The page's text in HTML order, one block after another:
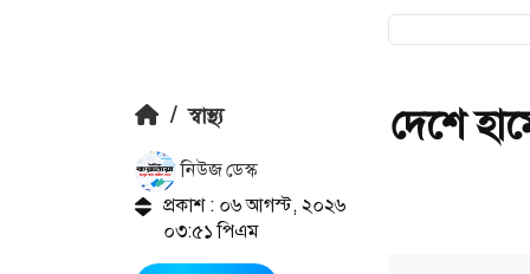
/ স্বাস্থ্য
নিউজ ডেস্ক
প্রকাশ : ০৬ আগস্ট, ২০২৬
০৩:৫১ পিএম
দেশে